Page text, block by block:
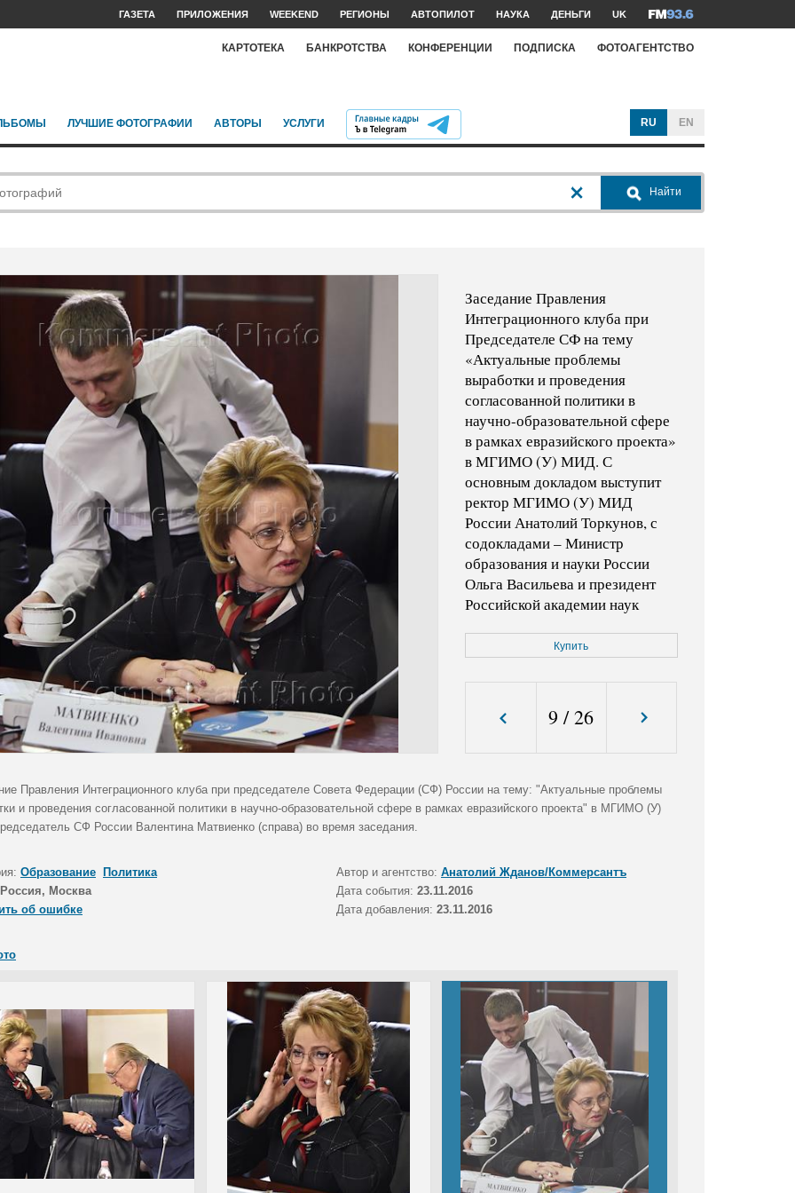
ГАЗЕТА ПРИЛОЖЕНИЯ WEEKEND РЕГИОНЫ АВТОПИЛОТ НАУКА ДЕНЬГИ UK
КАРТОТЕКА БАНКРОТСТВА КОНФЕРЕНЦИИ ПОДПИСКА ФОТОАГЕНТСТВО
ЛУЧШИЕ ФОТОГРАФИИ АВТОРЫ УСЛУГИ RU EN
Найти
Заседание Правления
Интеграционного клуба при
Председателе СФ на тему
«Актуальные проблемы
выработки и проведения
согласованной политики в
научно-образовательной сфере
в рамках евразийского проекта»
в МГИМО (У) МИД. С
основным докладом выступит
ректор МГИМО (У) МИД
России Анатолий Торкунов, с
содокладами – Министр
образования и науки России
Ольга Васильева и президент
Российской академии наук
Размер файла (Мбайт):
Купить
9 /26
Правления Интеграционного клуба при председателе Совета Федерации (СФ) России на тему: "Актуальные проблемы
и проведения согласованной политики в научно-образовательной сфере в рамках евразийского проекта" в МГИМО (У)
СФ России Валентина Матвиенко (справа) во время заседания.
Образование Политика Автор и агентство: Анатолий Жданов/Коммерсантъ
Россия, Москва Дата события: 23.11.2016
об ошибке
Дата добавления: 23.11.2016